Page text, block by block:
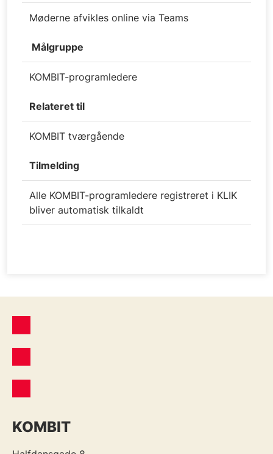
Møderne afvikles online via Teams
Målgruppe
KOMBIT-programledere
Relateret til
KOMBIT tværgående
Tilmelding
Alle KOMBIT-programledere registreret i KLIK
bliver automatisk tilkaldt
KOMBIT